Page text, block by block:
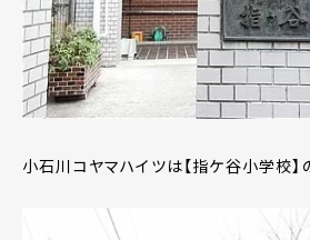
小石川コヤマハイツは【指ケ谷小学校】